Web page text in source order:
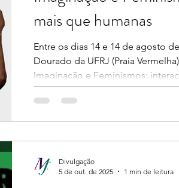
mais que humanas
Entre os dias 14 e 14 de agosto
Dourado da UFRJ (Praia
Imaginação e Feminismos:
O seminário propõe abrir um
e reflexão em torno das relações
imaginação e feminismos,
vínculos cotidianos com
Divulgação
5 de out. de 2025
1 min de leitura